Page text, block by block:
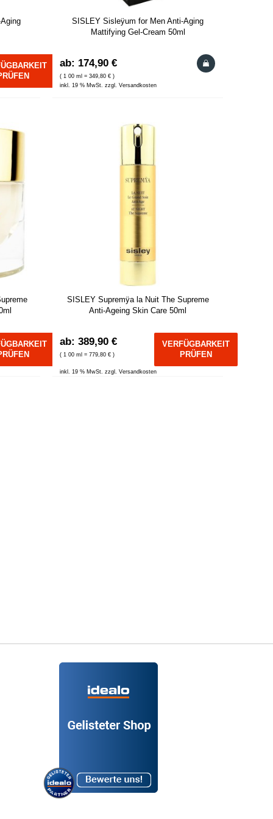
SISLEY Sisleÿum for Men Anti-Aging
Mattifying Gel-Cream 50ml
ab: 174,90 €
( 1 00 ml = 349,80 € )
inkl. 19 % MwSt. zzgl. Versandkosten
SISLEY Supremÿa la Nuit The Supreme
Anti-Ageing Skin Care 50ml
ab: 389,90 €
( 1 00 ml = 779,80 € )
VERFÜGBARKEIT
PRÜFEN
inkl. 19 % MwSt. zzgl. Versandkosten